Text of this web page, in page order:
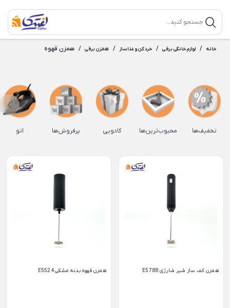
خانه / لوازم خانگی برقی / خردکن و غذاساز / همزن برقی / همزن قهوه
تخفیف‌ها محبوب‌ترین‌ها کادویی پرفروش‌ها اتو
همزن کف ساز شیر شارژی E5788 همزن قهوه بدنه مشکی E5524